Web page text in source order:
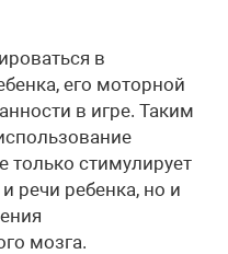
в
его моторной
в игре. Таким
только стимулирует
речи ребенка, но и
мозга.